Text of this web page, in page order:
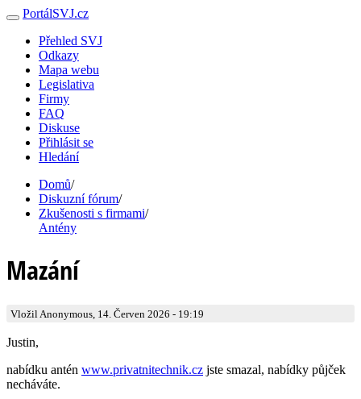
PortálSVJ.cz
Přehled SVJ
Odkazy
Mapa webu
Legislativa
Firmy
FAQ
Diskuse
Přihlásit se
Hledání
Domů/
Diskuzní fórum/
Zkušenosti s firmami/
Antény
Mazání
Vložil Anonymous, 14. Červen 2026 - 19:19
Justin,
nabídku antén www.privatnitechnik.cz jste smazal, nabídky půjček
necháváte.